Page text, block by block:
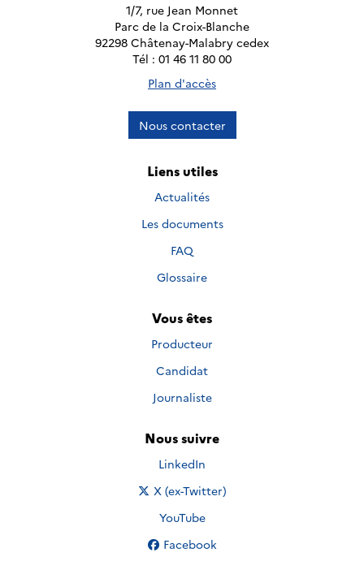
1/7, rue Jean Monnet
Parc de la Croix-Blanche
92298 Châtenay-Malabry cedex
Tél : 01 46 11 80 00
Plan d'accès
Nous contacter
Liens utiles
Actualités
Les documents
FAQ
Glossaire
Vous êtes
Producteur
Candidat
Journaliste
Nous suivre
Nous suivre sur
LinkedIn
Nous suivre sur
X (ex-Twitter)
Nous suivre sur
YouTube
Nous suivre sur
Facebook